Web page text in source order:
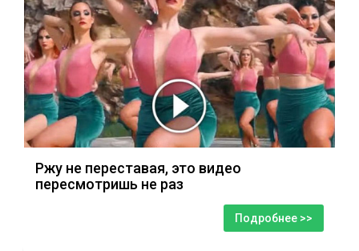
Ржу не переставая, это видео
пересмотришь не раз
Подробнее >>